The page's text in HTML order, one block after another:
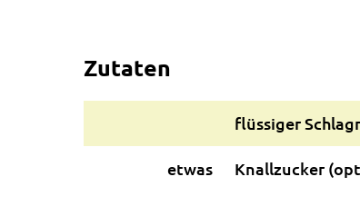
Zutaten
flüssiger
etwas Knallzucker